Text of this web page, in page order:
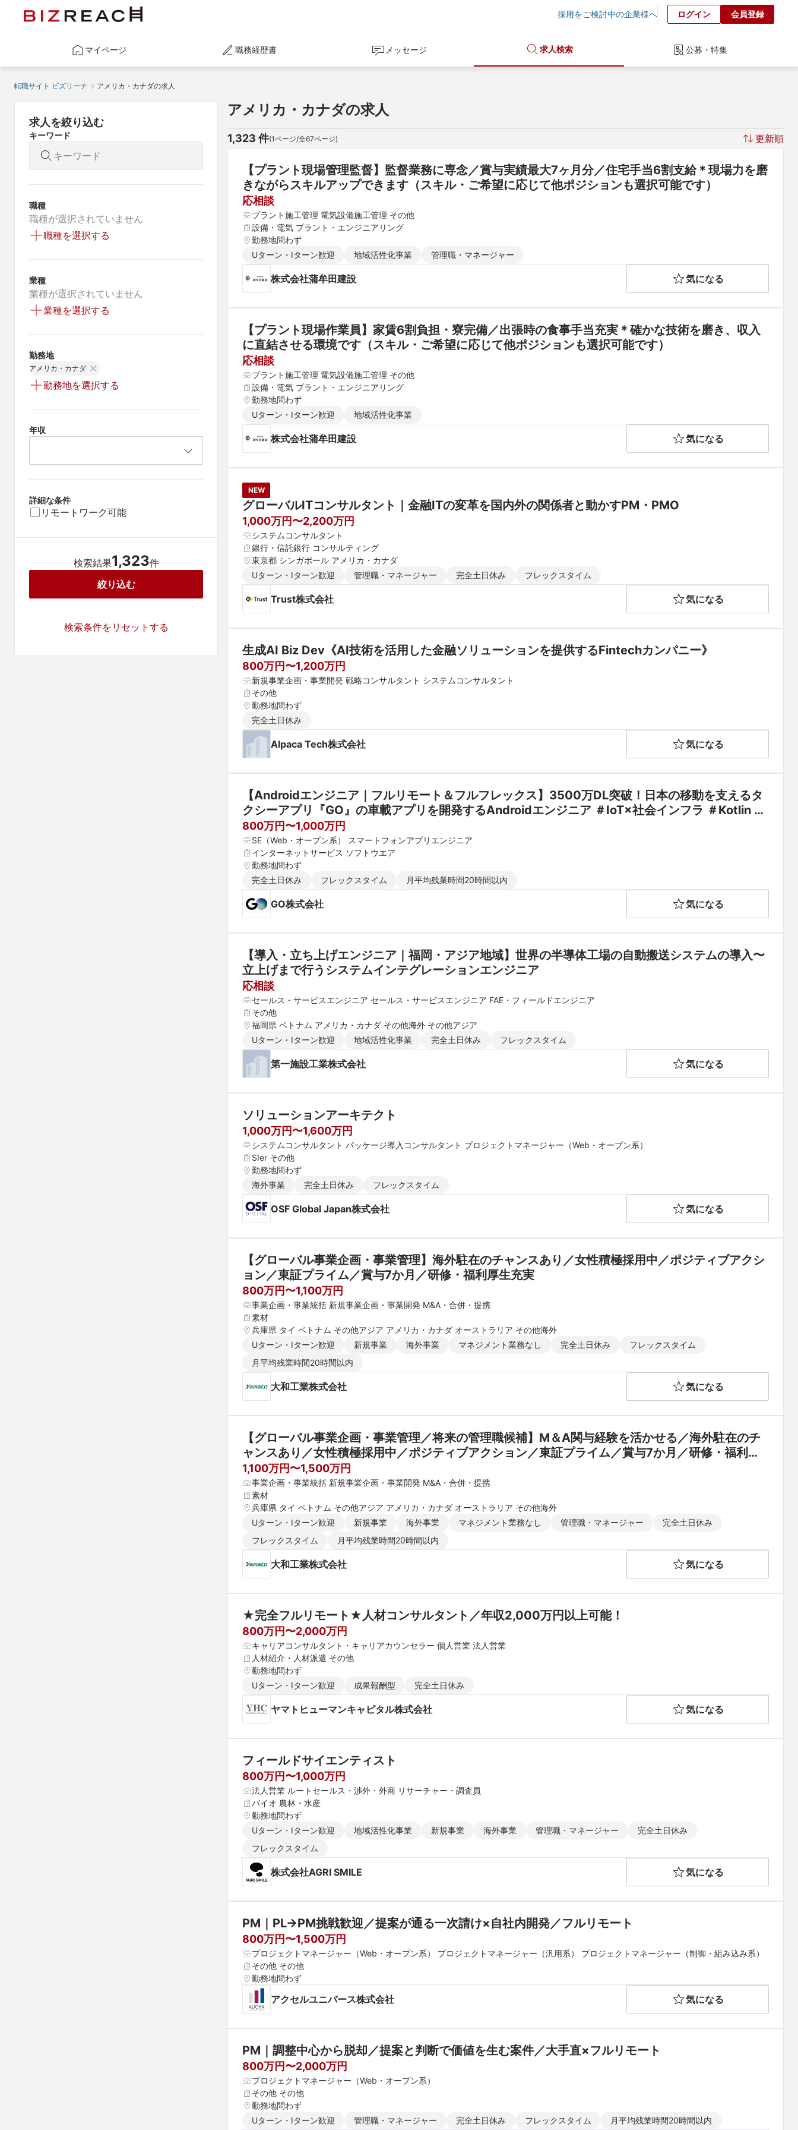
採用をご検討中の企業様へ ログイン 会員登録
マイページ 職務経歴書 メッセージ 求人検索 公募・特集
転職サイト ビズリーチ アメリカ・カナダの求人
求人を絞り込む
キーワード
職種
職種が選択されていません
職種を選択する
業種
業種が選択されていません
業種を選択する
勤務地
アメリカ・カナダ
勤務地を選択する
年収
詳細な条件
リモートワーク可能
検索結果1,323件
絞り込む
検索条件をリセットする
アメリカ・カナダの求人
1,323 件(1ページ/全67ページ) 更新順
【プラント現場管理監督】監督業務に専念／賞与実績最大7ヶ月分／住宅手当6割支給＊現場力を磨
きながらスキルアップできます（スキル・ご希望に応じて他ポジションも選択可能です）
応相談
プラント施工管理 電気設備施工管理 その他
設備・電気 プラント・エンジニアリング
勤務地問わず
Uターン・Iターン歓迎
地域活性化事業 管理職・マネージャー
株式会社蒲牟田建設 気になる
【プラント現場作業員】家賃6割負担・寮完備／出張時の食事手当充実＊確かな技術を磨き、収入
に直結させる環境です（スキル・ご希望に応じて他ポジションも選択可能です）
応相談
プラント施工管理 電気設備施工管理 その他
設備・電気 プラント・エンジニアリング
勤務地問わず
Uターン・Iターン歓迎
地域活性化事業
株式会社蒲牟田建設 気になる
NEW
グローバルITコンサルタント｜金融ITの変革を国内外の関係者と動かすPM・PMO
1,000万円〜2,200万円
システムコンサルタント
銀行・信託銀行 コンサルティング
東京都 シンガポール アメリカ・カナダ
Uターン・Iターン歓迎
管理職・マネージャー 完全土日休み フレックスタイム
Trust株式会社 気になる
生成AI Biz Dev《AI技術を活用した金融ソリューションを提供するFintechカンパニー》
800万円〜1,200万円
新規事業企画・事業開発 戦略コンサルタント システムコンサルタント
その他
勤務地問わず
完全土日休み
Alpaca Tech株式会社 気になる
【Androidエンジニア｜フルリモート＆フルフレックス】3500万DL突破！日本の移動を支えるタ
クシーアプリ『GO』の車載アプリを開発するAndroidエンジニア ＃IoT×社会インフラ ＃Kotlin ＃
モビリティ
800万円〜1,000万円
SE（Web・オープン系） スマートフォンアプリエンジニア
インターネットサービス ソフトウエア
勤務地問わず
完全土日休み
フレックスタイム 月平均残業時間20時間以内
GO株式会社 気になる
【導入・立ち上げエンジニア｜福岡・アジア地域】世界の半導体工場の自動搬送システムの導入〜
立上げまで行うシステムインテグレーションエンジニア
応相談
セールス・サービスエンジニア セールス・サービスエンジニア FAE・フィールドエンジニア
その他
福岡県 ベトナム アメリカ・カナダ その他海外 その他アジア
Uターン・Iターン歓迎
地域活性化事業 完全土日休み フレックスタイム
第一施設工業株式会社 気になる
ソリューションアーキテクト
1,000万円〜1,600万円
システムコンサルタント パッケージ導入コンサルタント プロジェクトマネージャー（Web・オープン系）
SIer その他
勤務地問わず
海外事業
完全土日休み フレックスタイム
OSF Global Japan株式会社 気になる
【グローバル事業企画・事業管理】海外駐在のチャンスあり／女性積極採用中／ポジティブアクシ
ョン／東証プライム／賞与7か月／研修・福利厚生充実
800万円〜1,100万円
事業企画・事業統括 新規事業企画・事業開発 M&A・合併・提携
素材
兵庫県 タイ ベトナム その他アジア アメリカ・カナダ オーストラリア その他海外
Uターン・Iターン歓迎
新規事業 海外事業 マネジメント業務なし 完全土日休み
フレックスタイム
月平均残業時間20時間以内
大和工業株式会社 気になる
【グローバル事業企画・事業管理／将来の管理職候補】M＆A関与経験を活かせる／海外駐在のチ
ャンスあり／女性積極採用中／ポジティブアクション／東証プライム／賞与7か月／研修・福利厚
生充実
1,100万円〜1,500万円
事業企画・事業統括 新規事業企画・事業開発 M&A・合併・提携
素材
兵庫県 タイ ベトナム その他アジア アメリカ・カナダ オーストラリア その他海外
Uターン・Iターン歓迎
新規事業 海外事業 マネジメント業務なし 管理職・マネージャー
完全土日休み
フレックスタイム
月平均残業時間20時間以内
大和工業株式会社 気になる
★完全フルリモート★人材コンサルタント／年収2,000万円以上可能！
800万円〜2,000万円
キャリアコンサルタント・キャリアカウンセラー 個人営業 法人営業
人材紹介・人材派遣 その他
勤務地問わず
Uターン・Iターン歓迎
成果報酬型 完全土日休み
ヤマトヒューマンキャピタル株式会社 気になる
フィールドサイエンティスト
800万円〜1,000万円
法人営業 ルートセールス・渉外・外商 リサーチャー・調査員
バイオ 農林・水産
勤務地問わず
Uターン・Iターン歓迎
地域活性化事業 新規事業 海外事業 管理職・マネージャー
完全土日休み
フレックスタイム
株式会社AGRI SMILE 気になる
PM｜PL→PM挑戦歓迎／提案が通る一次請け×自社内開発／フルリモート
800万円〜1,500万円
プロジェクトマネージャー（Web・オープン系） プロジェクトマネージャー（汎用系） プロジェクトマネージャー（制御・組み込み系）
その他 その他
勤務地問わず
アクセルユニバース株式会社 気になる
PM｜調整中心から脱却／提案と判断で価値を生む案件／大手直×フルリモート
800万円〜2,000万円
プロジェクトマネージャー（Web・オープン系）
その他 その他
勤務地問わず
Uターン・Iターン歓迎
管理職・マネージャー 完全土日休み フレックスタイム 月平均残業時間20時間以内